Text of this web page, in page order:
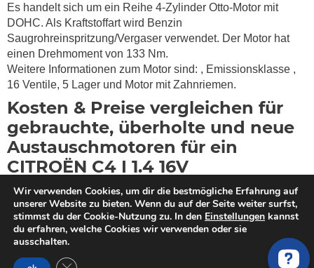
Es handelt sich um ein Reihe 4-Zylinder Otto-Motor mit
DOHC. Als Kraftstoffart wird Benzin
Saugrohreinspritzung/Vergaser verwendet. Der Motor hat
einen Drehmoment von 133 Nm.
Weitere Informationen zum Motor sind: , Emissionsklasse ,
16 Ventile, 5 Lager und Motor mit Zahnriemen.
Kosten & Preise vergleichen für
gebrauchte, überholte und neue
Austauschmotoren für ein
CITROËN C4 I 1.4 16V
Du willst einen Motor kaufen? MotorschadenVergleich hilft
dir bei der Suche nach einem qualitativ hochwertigen
überholten oder gebrauchten Tauschmotor für dein
CITROËN C4 1 LC 1.4 16V (88PS). Wir haben geprüfte
CITROËN Motoren Händler und auf CITROËN spezialisierte
Wir verwenden Cookies, um dir die bestmögliche Erfahrung auf
unserer Website zu bieten. Wenn du auf der Seite weiter surfst,
stimmst du der Cookie-Nutzung zu. In den Einstellungen kannst
du erfahren, welche Cookies wir verwenden oder sie
ausschalten.
GDPR Cookie-Banner schließen